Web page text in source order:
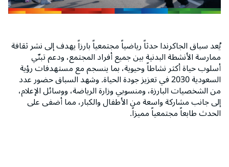
يُعد سباق الجاكرندا حدثاً رياضياً مجتمعياً بارزاً يهدف إلى نشر ثقافة
ممارسة الأنشطة البدنية بين جميع أفراد المجتمع، ودعم تبنّي
أسلوب حياة أكثر نشاطاً وحيوية، بما ينسجم مع مستهدفات رؤية
السعودية 2030 في تعزيز جودة الحياة. وشهد السباق حضور عدد
من الشخصيات البارزة، ومنسوبي وزارة الرياضة، ووسائل الإعلام،
إلى جانب مشاركة واسعة من الأطفال والكبار، مما أضفى على
الحدث طابعاً مجتمعياً مميزاً.